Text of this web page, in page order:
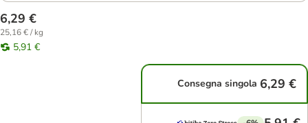
6,29 €
25,16 € / kg
5,91 €
Consegna singola 6,29 €